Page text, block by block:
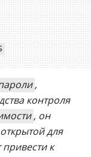
,
контроля
, он
для
к